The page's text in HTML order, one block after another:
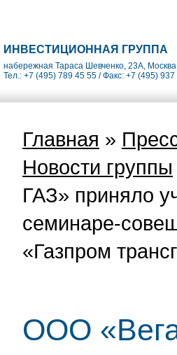
ИНВЕСТИЦИОННАЯ ГРУППА
набережная Тараса Шевченко, 23А,
Тел.: +7 (495) 789 45 55 / Факс: +7 (495)
Главная »
Новости группы
ГАЗ» приняло
семинаре-
«Газпром
ООО